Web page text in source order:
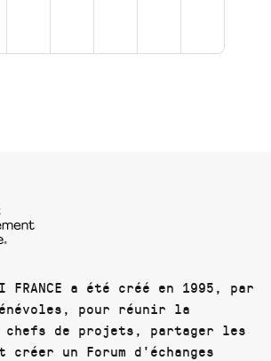
FRANCE a été créé en 1995, par
pour réunir la
chefs de projets, partager les
créer un Forum d'échanges